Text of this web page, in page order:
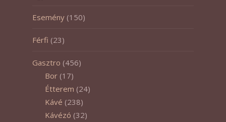
Esemény (150)
Férfi (23)
Gasztro (456)
Bor (17)
Étterem (24)
Kávé (238)
Kávézó (32)